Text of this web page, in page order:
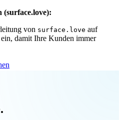
von surface.love auf
ein, damit Ihre Kunden immer